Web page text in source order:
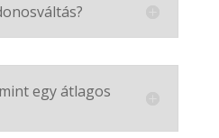
egy átlagos